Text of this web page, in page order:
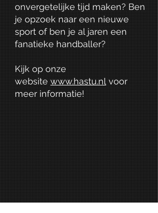
onvergetelijke tijd maken? Ben
je opzoek naar een nieuwe
sport of ben je al jaren een
fanatieke handballer?
Kijk op onze
website www.hastu.nl voor
meer informatie!